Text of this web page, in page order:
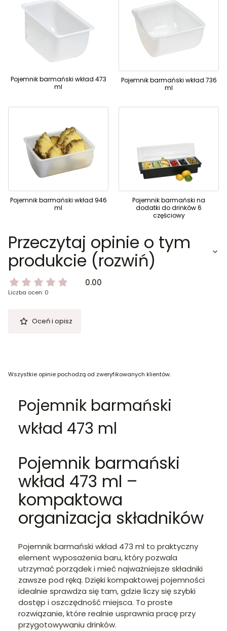
Pojemnik barmański wkład 473
ml
Pojemnik barmański wkład 736
ml
Pojemnik barmański wkład 946
ml
Pojemnik barmański na
dodatki do drinków 6
częściowy
Przeczytaj opinie o tym
produkcie (rozwiń)
0.00
Liczba ocen: 0
Oceń i opisz
Wszystkie opinie pochodzą od zweryfikowanych klientów.
Pojemnik barmański
wkład 473 ml
Pojemnik barmański
wkład 473 ml –
kompaktowa
organizacja składników
Pojemnik barmański wkład 473 ml to praktyczny
element wyposażenia baru, który pozwala
utrzymać porządek i mieć najważniejsze składniki
zawsze pod ręką. Dzięki kompaktowej pojemności
idealnie sprawdza się tam, gdzie liczy się szybki
dostęp i oszczędność miejsca. To proste
rozwiązanie, które realnie usprawnia pracę przy
przygotowywaniu drinków.